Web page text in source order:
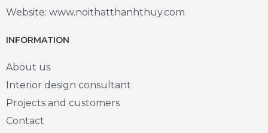
Website: www.noithatthanhthuy.com
INFORMATION
About us
Interior design consultant
Projects and customers
Contact